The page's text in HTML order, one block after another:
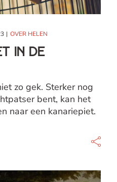
OVER HELEN
in de
zo gek. Sterker nog
bent, kan het
naar een kanariepiet.